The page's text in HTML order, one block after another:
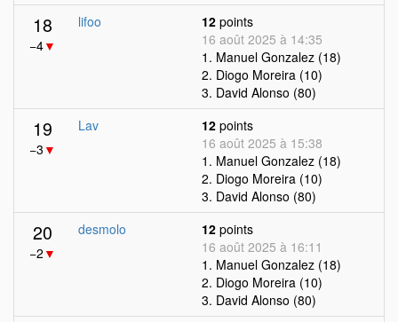
18
−4▼
lifoo 12 points
16 août 2025 à 14:35
1. Manuel Gonzalez (18)
2. Diogo Moreira (10)
3. David Alonso (80)
19
−3 ▼
Lav 12 points
16 août 2025 à 15:38
1. Manuel Gonzalez (18)
2. Diogo Moreira (10)
3. David Alonso (80)
20
−2 ▼
desmolo 12 points
16 août 2025 à 16:11
1. Manuel Gonzalez (18)
2. Diogo Moreira (10)
3. David Alonso (80)